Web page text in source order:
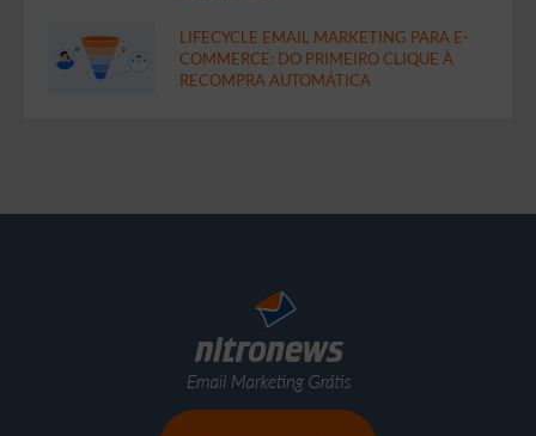
LIFECYCLE EMAIL MARKETING PARA E-
COMMERCE: DO PRIMEIRO CLIQUE À
RECOMPRA AUTOMÁTICA